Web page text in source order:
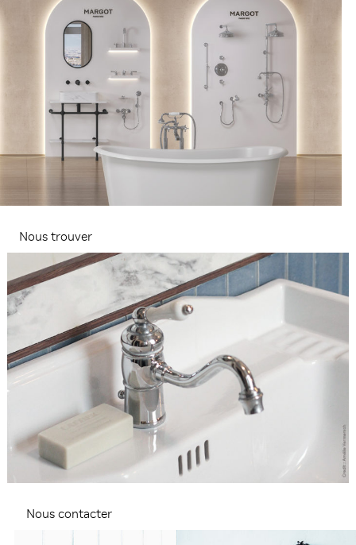
Nous trouver
Nous contacter